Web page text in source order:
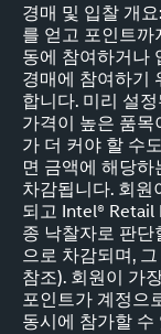
경매 및 입찰 개
를 얻고 포인트
동에 참여하거나
경매에 참여하기
합니다. 미리 설
가격이 높은 품
가 더 커야 할 수
면 금액에 해당
차감됩니다. 회
되고 Intel®
종 낙찰자로 판단
으로 차감되며,
참조). 회원이 가
포인트가 계정으
동시에 참가할 수